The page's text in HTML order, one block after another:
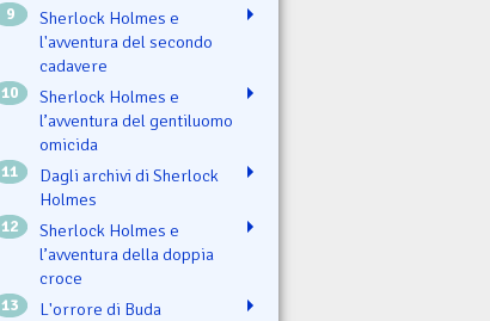
9
Sherlock Holmes e
l'avventura del secondo
cadavere
10
Sherlock Holmes e
l’avventura del gentiluomo
omicida
11
Dagli archivi di Sherlock
Holmes
12
Sherlock Holmes e
l’avventura della doppia
croce
13 L'orrore di Buda